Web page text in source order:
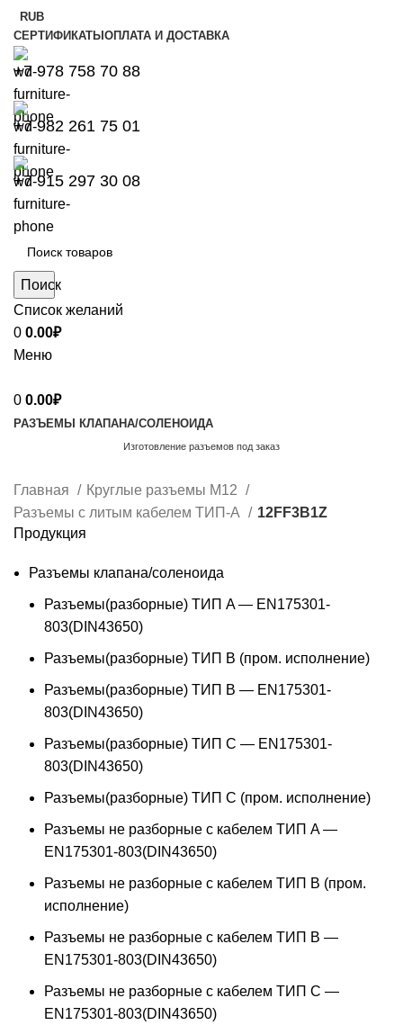
RUB
СЕРТИФИКАТЫОПЛАТА И ДОСТАВКА
+7 978 758 70 88
+7 982 261 75 01
+7 915 297 30 08
Поиск
Список желаний
0 0.00₽
Меню
0 0.00₽
РАЗЪЕМЫ КЛАПАНА/СОЛЕНОИДА
Изготовление разъемов под заказ
Главная
Круглые разъемы M12
Разъемы с литым кабелем ТИП-А
12FF3B1Z
Продукция
Разъемы клапана/соленоида
Разъемы(разборные) ТИП A — EN175301-
803(DIN43650)
Разъемы(разборные) ТИП В (пром. исполнение)
Разъемы(разборные) ТИП B — EN175301-
803(DIN43650)
Разъемы(разборные) ТИП C — EN175301-
803(DIN43650)
Разъемы(разборные) ТИП С (пром. исполнение)
Разъемы не разборные с кабелем ТИП A —
EN175301-803(DIN43650)
Разъемы не разборные с кабелем ТИП B (пром.
исполнение)
Разъемы не разборные с кабелем ТИП B —
EN175301-803(DIN43650)
Разъемы не разборные с кабелем ТИП C —
EN175301-803(DIN43650)